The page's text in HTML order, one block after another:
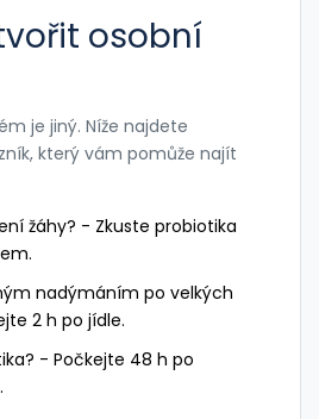
osobní
je jiný. Níže najdete
který vám pomůže najít
žáhy? - Zkuste probiotika
nadýmáním po velkých
2 h po jídle.
- Počkejte 48 h po